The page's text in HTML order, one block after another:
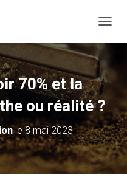
70% et la
ou réalité ?
le8 mai 2023